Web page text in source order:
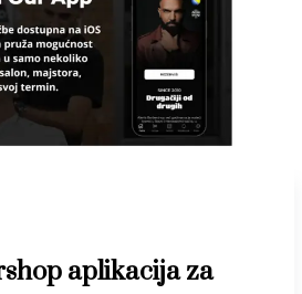
aplikacija za